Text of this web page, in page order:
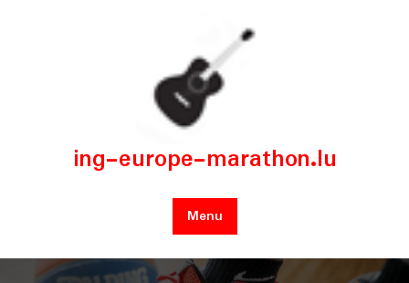
ing-europe-marathon.lu
Menu